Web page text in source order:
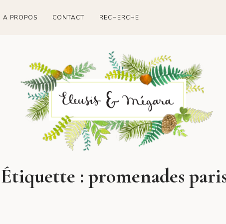
A PROPOS CONTACT RECHERCHE
Étiquette :promenades